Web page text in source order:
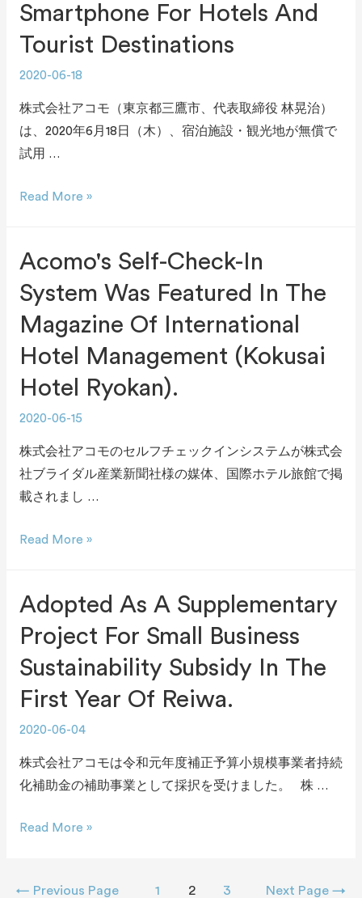
Smartphone For Hotels And
Tourist Destinations
2020-06-18
株式会社アコモ（東京都三鷹市、代表取締役 林晃治）
は、2020年6月18日（木）、宿泊施設・観光地が無償で
試用 …
Read More »
Acomo's Self-Check-In
System Was Featured In The
Magazine Of International
Hotel Management (Kokusai
Hotel Ryokan).
2020-06-15
株式会社アコモのセルフチェックインシステムが株式会
社ブライダル産業新聞社様の媒体、国際ホテル旅館で掲
載されまし …
Read More »
Adopted As A Supplementary
Project For Small Business
Sustainability Subsidy In The
First Year Of Reiwa.
2020-06-04
株式会社アコモは令和元年度補正予算小規模事業者持続
化補助金の補助事業として採択を受けました。 株 …
Read More »
← Previous Page 1 2 3 Next Page →